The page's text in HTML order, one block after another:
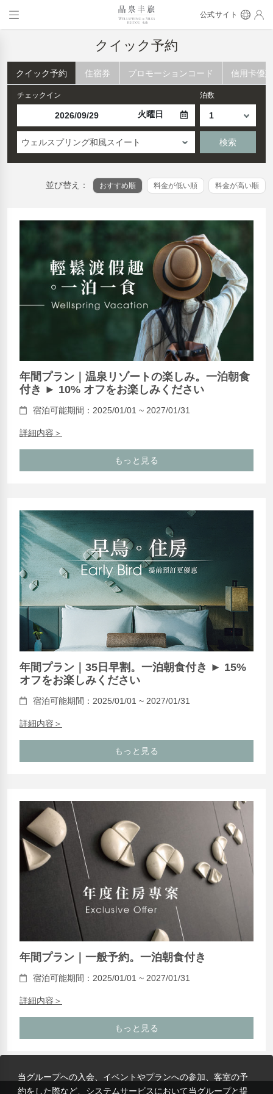
公式サイト
クイック予約
クイック予約 住宿券 プロモーションコード 信用卡優惠
チェックイン
火曜日
泊数
ウェルスプリング和風スイート 検索
並び替え： おすすめ順 料金が低い順 料金が高い順
年間プラン｜温泉リゾートの楽しみ。一泊朝食
付き ► 10% オフをお楽しみください
宿泊可能期間：2025/01/01 ~ 2027/01/31
詳細内容＞
もっと見る
年間プラン｜35日早割。一泊朝食付き ► 15%
オフをお楽しみください
宿泊可能期間：2025/01/01 ~ 2027/01/31
詳細内容＞
もっと見る
年間プラン｜一般予約。一泊朝食付き
宿泊可能期間：2025/01/01 ~ 2027/01/31
詳細内容＞
もっと見る
当グループへの入会、イベントやプランへの参加、客室の予
約をした際など、システムサービスにおいて当グループと提